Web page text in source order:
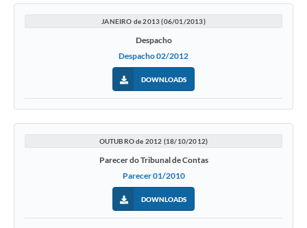
JANEIRO de 2013 (06/01/2013)
Despacho
Despacho 02/2012
DOWNLOADS
OUTUBRO de 2012 (18/10/2012)
Parecer do Tribunal de Contas
Parecer 01/2010
DOWNLOADS